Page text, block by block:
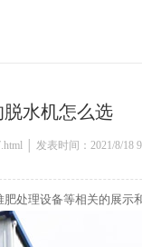
水机怎么选
│ 发表时间：2021/8/18
肥处理设备等相关的展示